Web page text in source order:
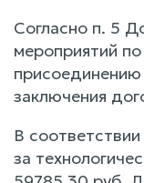
Согласно п. 5
мероприятий
заключения
В
за